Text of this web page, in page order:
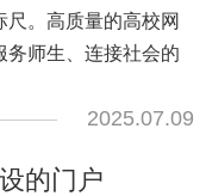
。高质量的高校网
务师生、连接社会的
2025.07.09
的门户